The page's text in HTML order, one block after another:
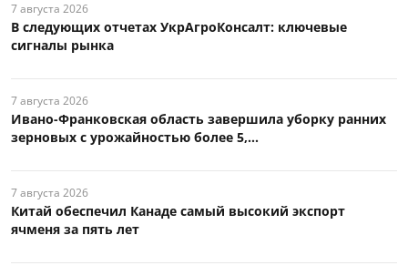
7 августа 2026
В следующих отчетах УкрАгроКонсалт: ключевые
сигналы рынка
7 августа 2026
Ивано-Франковская область завершила уборку ранних
зерновых с урожайностью более 5,...
7 августа 2026
Китай обеспечил Канаде самый высокий экспорт
ячменя за пять лет